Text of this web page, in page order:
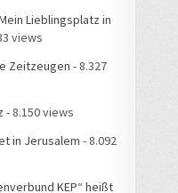
Lieblingsplatz in
views
Zeitzeugen - 8.327
- 8.150 views
in Jerusalem - 8.092
KEP“ heißt